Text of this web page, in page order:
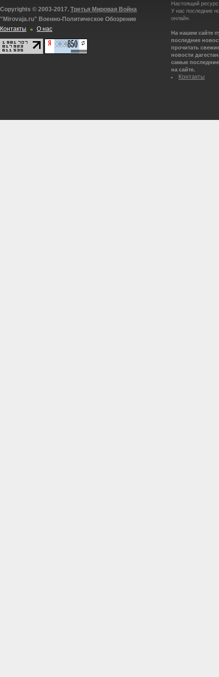
Copyrights © 2003-2017. Третья Мировая Война
"Mirovaja.ru" Военно-Политическое Обозрение
Контакты
О нас
Настоящий
У нас последние
онлайн.
На нашем сайте
последние
прочитать
новости
самые
на сайте.
Контакты